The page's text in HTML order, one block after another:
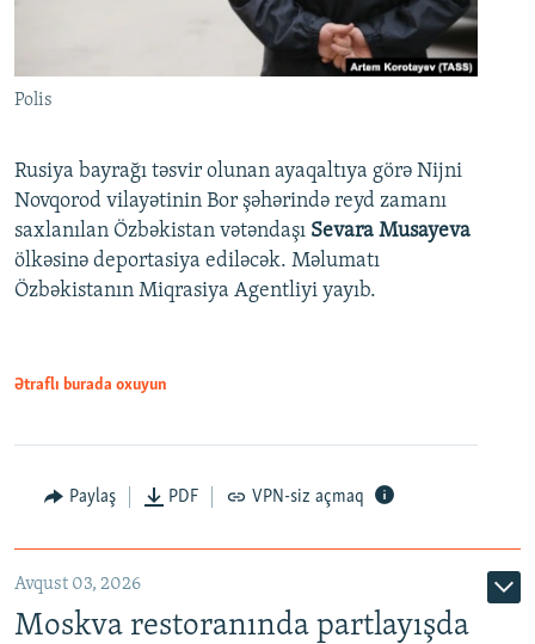
Polis
Rusiya bayrağı təsvir olunan ayaqaltıya görə Nijni
Novqorod vilayətinin Bor şəhərində reyd zamanı
saxlanılan Özbəkistan vətəndaşı Sevara Musayeva
ölkəsinə deportasiya ediləcək. Məlumatı
Özbəkistanın Miqrasiya Agentliyi yayıb.
Ətraflı burada oxuyun
Paylaş PDF VPN-siz açmaq
Avqust 03, 2026
Moskva restoranında partlayışda